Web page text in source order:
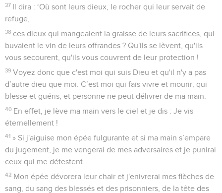
37 Il dira : ‘Où sont leurs dieux, le rocher qui leur servait de
refuge,
38 ces dieux qui mangeaient la graisse de leurs sacrifices, qui
buvaient le vin de leurs offrandes ? Qu'ils se lèvent, qu'ils
vous secourent, qu'ils vous couvrent de leur protection !
39 Voyez donc que c'est moi qui suis Dieu et qu'il n'y a pas
d’autre dieu que moi. C’est moi qui fais vivre et mourir, qui
blesse et guéris, et personne ne peut délivrer de ma main.
40 En effet, je lève ma main vers le ciel et je dis : Je vis
éternellement !
41 » Si j'aiguise mon épée fulgurante et si ma main s’empare
du jugement, je me vengerai de mes adversaires et je punirai
ceux qui me détestent.
42 Mon épée dévorera leur chair et j'enivrerai mes flèches de
sang, du sang des blessés et des prisonniers, de la tête des